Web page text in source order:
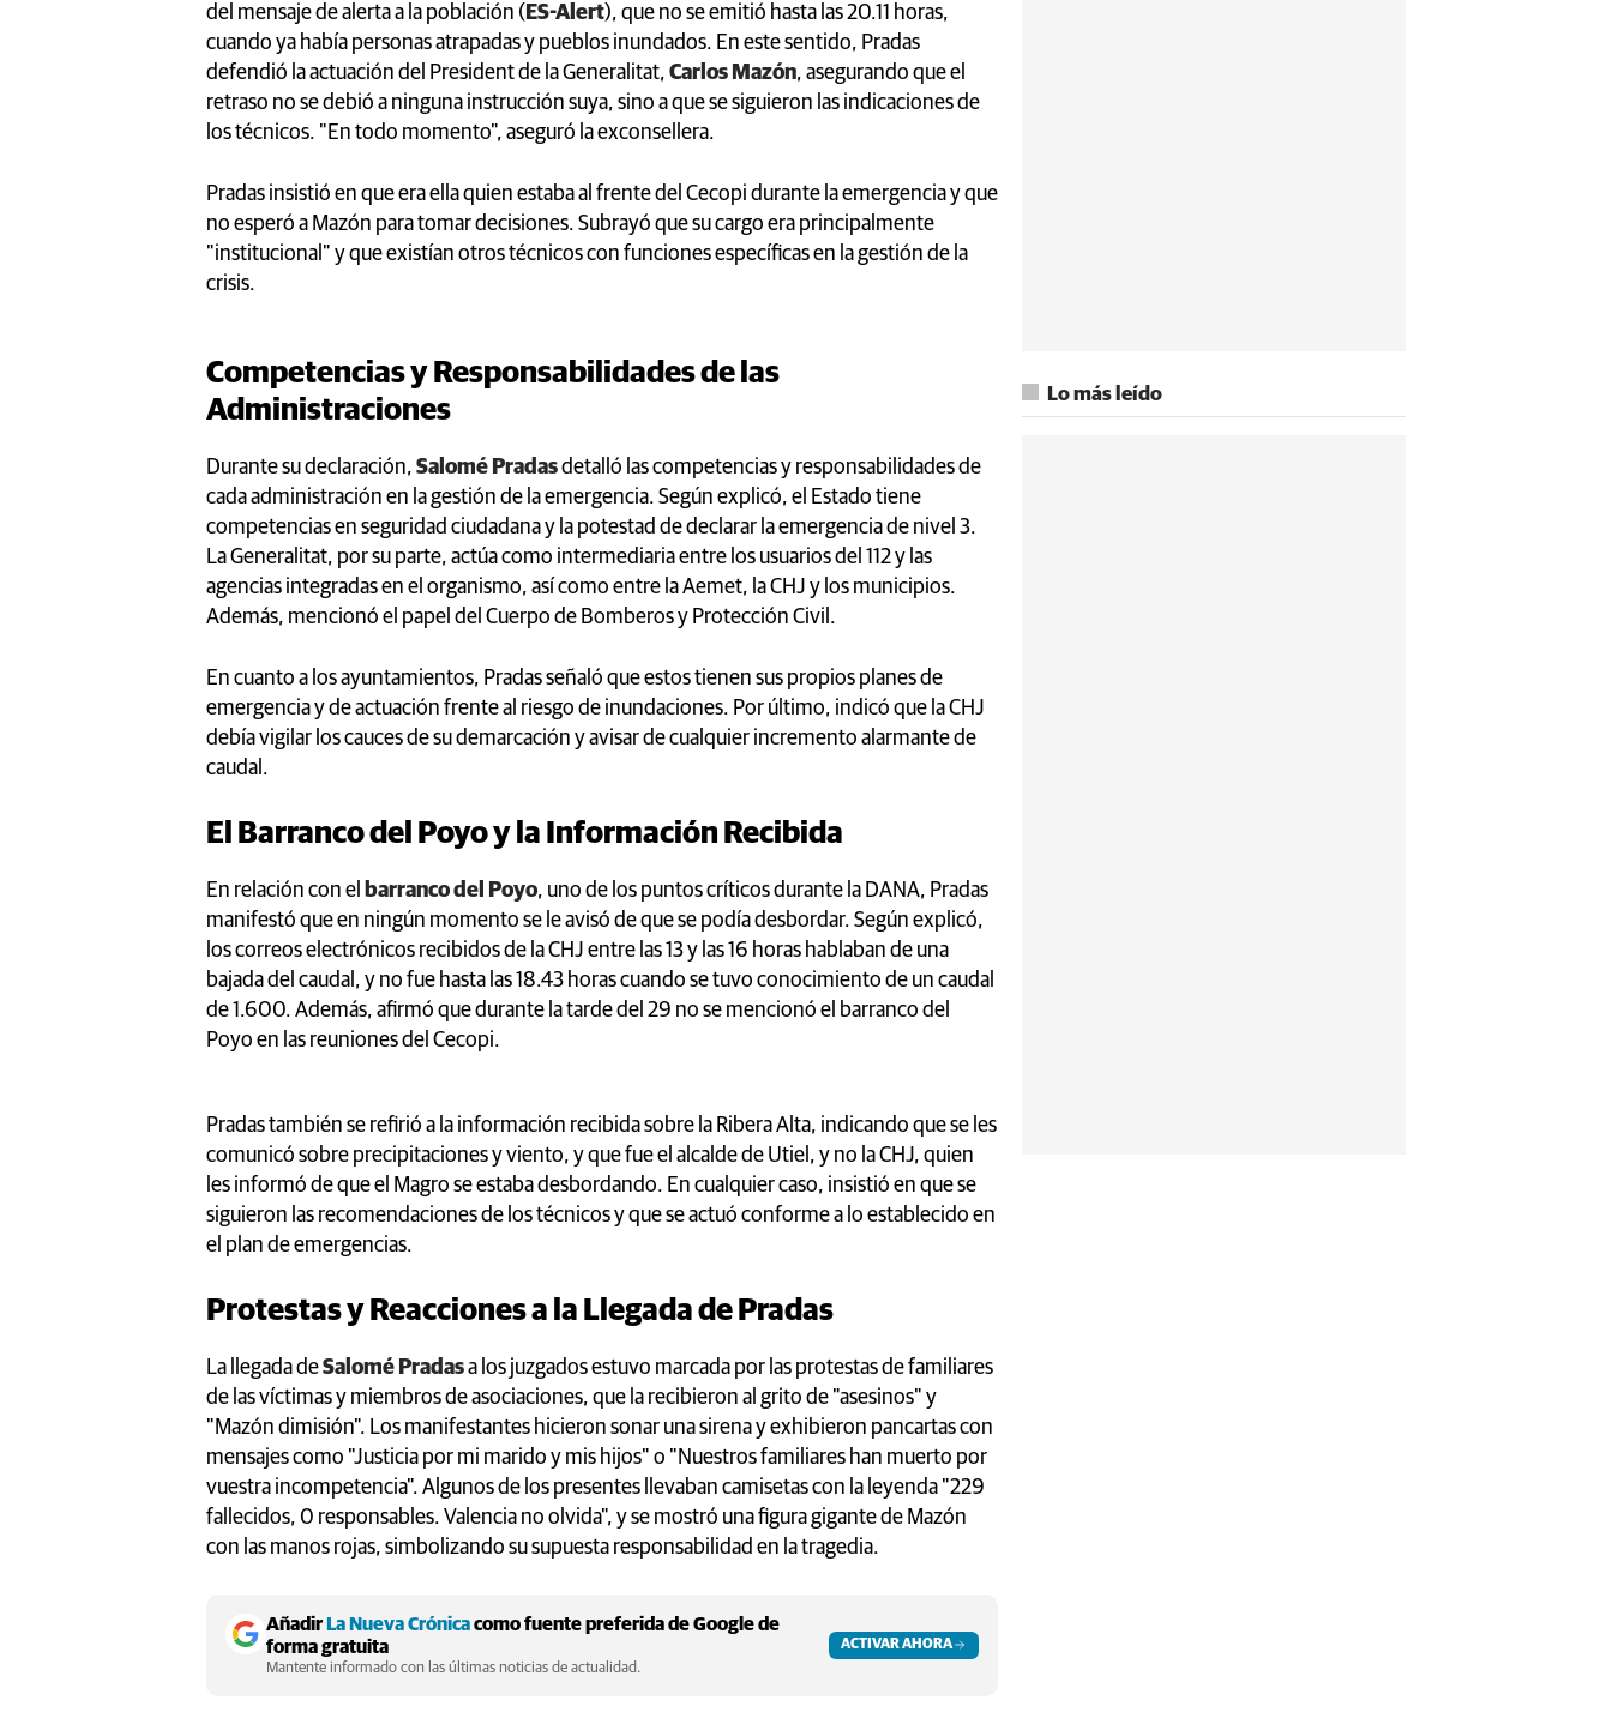
del mensaje de alerta a la población ( ES-Alert), que no se emitió hasta las 20.11 horas,
cuando ya había personas atrapadas y pueblos inundados. En este sentido, Pradas
defendió la actuación del President de la Generalitat, Carlos Mazón, asegurando que el
retraso no se debió a ninguna instrucción suya, sino a que se siguieron las indicaciones de
los técnicos. "En todo momento", aseguró la exconsellera.
Pradas insistió en que era ella quien estaba al frente del Cecopi durante la emergencia y que
no esperó a Mazón para tomar decisiones. Subrayó que su cargo era principalmente
"institucional" y que existían otros técnicos con funciones específicas en la gestión de la
crisis.
Competencias y Responsabilidades de las
Administraciones
Durante su declaración, Salomé Pradasdetalló las competencias y responsabilidades de
cada administración en la gestión de la emergencia. Según explicó, el Estado tiene
competencias en seguridad ciudadana y la potestad de declarar la emergencia de nivel 3.
La Generalitat, por su parte, actúa como intermediaria entre los usuarios del 112 y las
agencias integradas en el organismo, así como entre la Aemet, la CHJ y los municipios.
Además, mencionó el papel del Cuerpo de Bomberos y Protección Civil.
En cuanto a los ayuntamientos, Pradas señaló que estos tienen sus propios planes de
emergencia y de actuación frente al riesgo de inundaciones. Por último, indicó que la CHJ
debía vigilar los cauces de su demarcación y avisar de cualquier incremento alarmante de
caudal.
El Barranco del Poyo y la Información Recibida
En relación con el barranco del Poyo, uno de los puntos críticos durante la DANA, Pradas
manifestó que en ningún momento se le avisó de que se podía desbordar. Según explicó,
los correos electrónicos recibidos de la CHJ entre las 13 y las 16 horas hablaban de una
bajada del caudal, y no fue hasta las 18.43 horas cuando se tuvo conocimiento de un caudal
de 1.600. Además, afirmó que durante la tarde del 29 no se mencionó el barranco del
Poyo en las reuniones del Cecopi.
Pradas también se refirió a la información recibida sobre la Ribera Alta, indicando que se les
comunicó sobre precipitaciones y viento, y que fue el alcalde de Utiel, y no la CHJ, quien
les informó de que el Magro se estaba desbordando. En cualquier caso, insistió en que se
siguieron las recomendaciones de los técnicos y que se actuó conforme a lo establecido en
el plan de emergencias.
Protestas y Reacciones a la Llegada de Pradas
La llegada deSalomé Pradasa los juzgados estuvo marcada por las protestas de familiares
de las víctimas y miembros de asociaciones, que la recibieron al grito de "asesinos" y
"Mazón dimisión". Los manifestantes hicieron sonar una sirena y exhibieron pancartas con
mensajes como "Justicia por mi marido y mis hijos" o "Nuestros familiares han muerto por
vuestra incompetencia". Algunos de los presentes llevaban camisetas con la leyenda "229
fallecidos, 0 responsables. Valencia no olvida", y se mostró una figura gigante de Mazón
con las manos rojas, simbolizando su supuesta responsabilidad en la tragedia.
AñadirLa Nueva Crónicacomo fuente preferida de Google de
forma gratuita
Mantente informado con las últimas noticias de actualidad.
ACTIVAR AHORA
Lo más leído